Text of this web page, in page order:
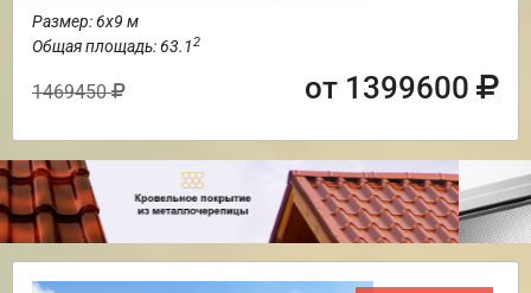
Размер: 6х9 м
Общая площадь: 63.12
1469450 от 1399600